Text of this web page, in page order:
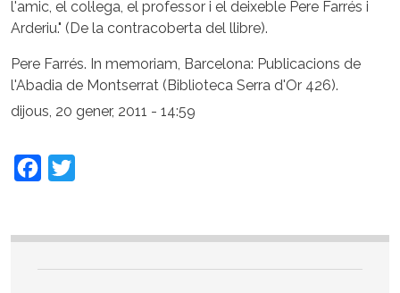
l'amic, el col·lega, el professor i el deixeble Pere Farrés i
Arderiu." (De la contracoberta del llibre).
Pere Farrés. In memoriam, Barcelona: Publicacions de
l'Abadia de Montserrat (Biblioteca Serra d'Or 426).
dijous, 20 gener, 2011 - 14:59
Facebook